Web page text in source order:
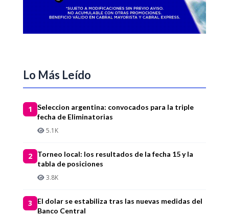
Lo Más Leído
1
Seleccion argentina: convocados para la triple
fecha de Eliminatorias
5.1K
2
Torneo local: los resultados de la fecha 15 y la
tabla de posiciones
3.8K
3
El dolar se estabiliza tras las nuevas medidas del
Banco Central